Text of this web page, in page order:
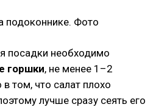
подоконнике. Фото
посадки необходимо
горшки, не менее 1–2
том, что салат плохо
лучше сразу сеять его